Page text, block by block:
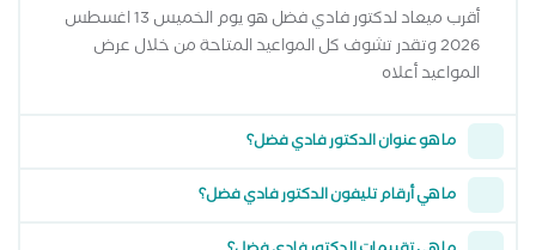
أقرب ميعاد لدكتور فادي فضل هو يوم الخميس 13 اغسطس
2026 وتقدر تشوف كل المواعيد المتاحة من خلال عرض
المواعيد أعلاه
ما هو عنوان الدكتور فادي فضل؟
ما هي أرقام تليفون الدكتور فادي فضل؟